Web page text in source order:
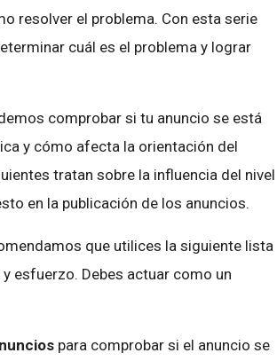
resolver el problema. Con esta serie
cuál es el problema y lograr
comprobar si tu anuncio se está
y cómo afecta la orientación del
tratan sobre la influencia del nivel
en la publicación de los anuncios.
que utilices la siguiente lista
esfuerzo. Debes actuar como un
para comprobar si el anuncio se